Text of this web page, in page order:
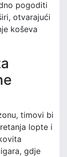
pogoditi
otvarajući
koševa
timovi bi
lopte i
gdje